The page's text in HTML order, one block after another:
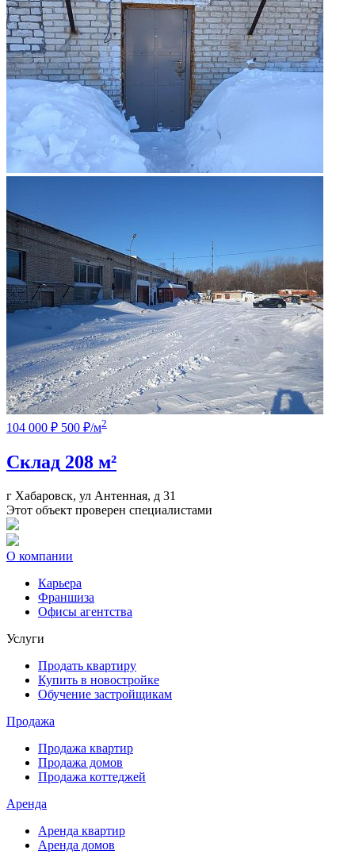
104 000 ₽ 500 ₽/м2
Склад 208 м²
г Хабаровск, ул Антенная, д 31
Этот объект проверен специалистами
О компании
Карьера
Франшиза
Офисы агентства
Услуги
Продать квартиру
Купить в новостройке
Обучение застройщикам
Продажа
Продажа квартир
Продажа домов
Продажа коттеджей
Аренда
Аренда квартир
Аренда домов